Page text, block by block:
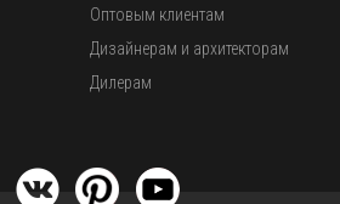
Оптовым клиентам
Дизайнерам и архитекторам
Дилерам